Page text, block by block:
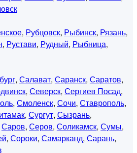
, Рубцовск, Рыбинск, Рязань,
, Рустави, Рудный, Рыбница,
, Салават, Саранск, Саратов,
, Северск, Сергиев Посад,
, Смоленск, Сочи, Ставрополь,
, Сургут, Сызрань,
Саров, Серов, Соликамск, Сумы,
, Сороки, Самарканд, Сарань,